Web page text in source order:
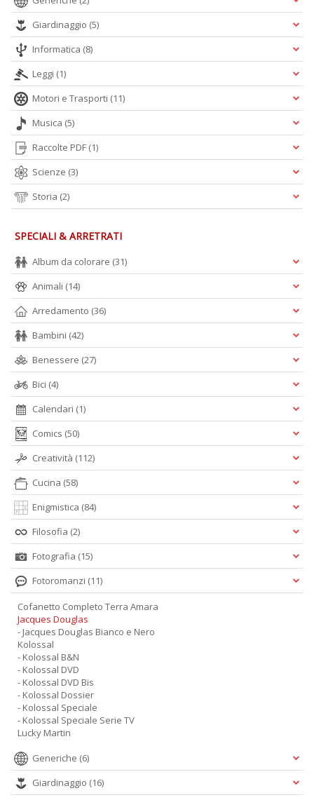
Giardinaggio (5)
Informatica (8)
Leggi (1)
Motori e Trasporti (11)
Musica (5)
Raccolte PDF (1)
Scienze (3)
Storia (2)
SPECIALI & ARRETRATI
Album da colorare (31)
Animali (14)
Arredamento (36)
Bambini (42)
Benessere (27)
Bici (4)
Calendari (1)
Comics (50)
Creatività (112)
Cucina (58)
Enigmistica (84)
Filosofia (2)
Fotografia (15)
Fotoromanzi (11)
Cofanetto Completo Terra Amara
Jacques Douglas
- Jacques Douglas Bianco e Nero
Kolossal
- Kolossal B&N
- Kolossal DVD
- Kolossal DVD Bis
- Kolossal Dossier
- Kolossal Speciale
- Kolossal Speciale Serie TV
Lucky Martin
Generiche (6)
Giardinaggio (16)